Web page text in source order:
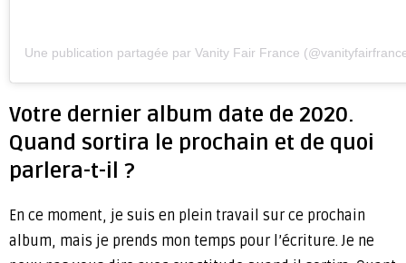
Une publication partagée par Vanity Fair France
Votre dernier album date de 2020.
Quand sortira le prochain et de quoi
parlera-t-il ?
En ce moment, je suis en plein travail sur ce prochain
album, mais je prends mon temps pour l’écriture. Je ne